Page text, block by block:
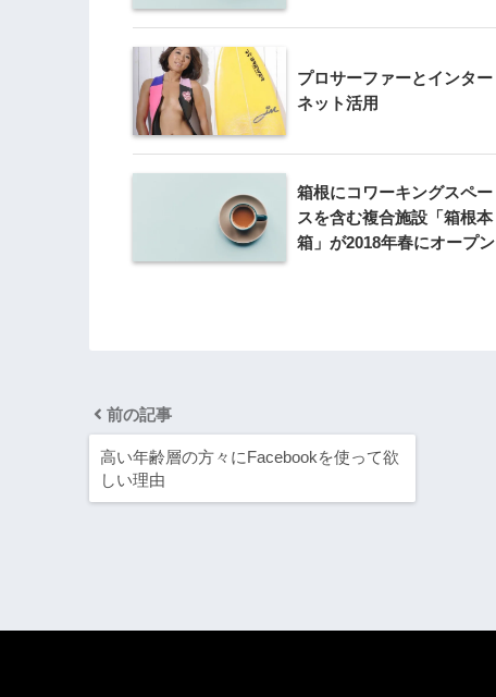
プロサーファーとインター
ネット活用
箱根にコワーキングスペー
スを含む複合施設「箱根本
箱」が2018年春にオープン
前の記事
高い年齢層の方々にFacebookを使って欲
しい理由